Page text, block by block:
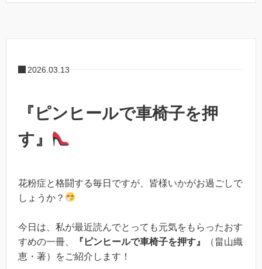
2026.03.13
『ピンヒールで車椅子を押
す』
花粉症と格闘する毎日ですが、皆様いかがお過ごしで
しょうか？
今日は、私が最近読んでとっても元気をもらったおす
すめの一冊、
『ピンヒールで車椅子を押す』
（畠山織
恵・著）をご紹介します！